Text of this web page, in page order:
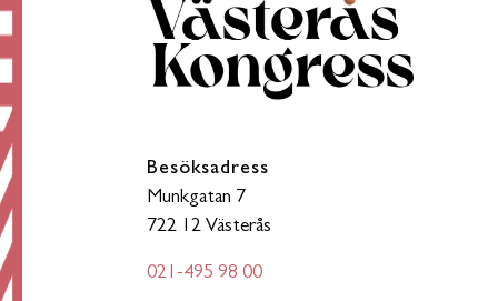
Besöksadress
Munkgatan 7
722 12 Västerås
021-495 98 00